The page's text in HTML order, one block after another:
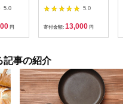
天然酵
木県
5.0
円
【VANITOY
り 明太子 チョコ トマ
トベーコン ほうれん
草 埼玉県
5.0
寄付金額: 13,000 円
記事の紹介